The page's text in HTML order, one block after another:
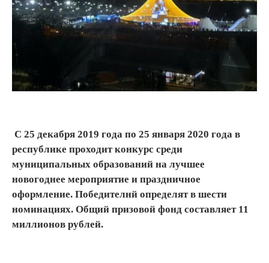
С 25 декабря 2019 года по 25 января 2020 года в
республике проходит конкурс среди
муниципальных образований на лучшее
новогоднее мероприятие и праздничное
оформление. Победителнй определят в шести
номинациях. Общий призовой фонд составляет 11
миллионов рублей.